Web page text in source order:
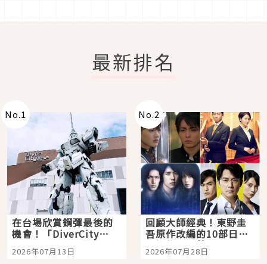
最新排名
No.1
在台場欣賞鋼彈最後的
機會！「DiverCity
Tokyo Plaza」搭船、
購物、美食及夜景，一
2026年07月13日
No.2
回顧大師經典！東野圭
吾原作改編的10部日本
影視作品推薦
2026年07月28日